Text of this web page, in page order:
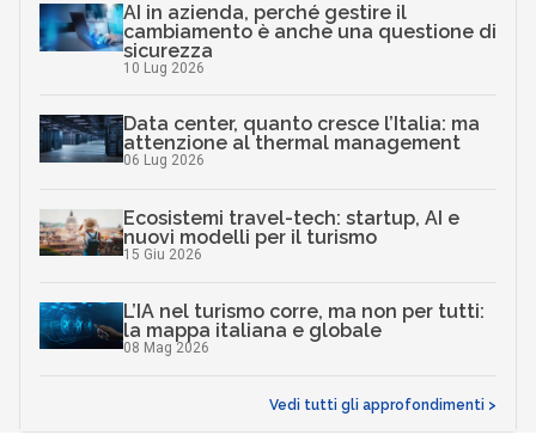
AI in azienda, perché gestire il
cambiamento è anche una questione di
sicurezza
10 Lug 2026
Data center, quanto cresce l’Italia: ma
attenzione al thermal management
06 Lug 2026
Ecosistemi travel-tech: startup, AI e
nuovi modelli per il turismo
15 Giu 2026
L’IA nel turismo corre, ma non per tutti:
la mappa italiana e globale
08 Mag 2026
Vedi tutti gli approfondimenti >